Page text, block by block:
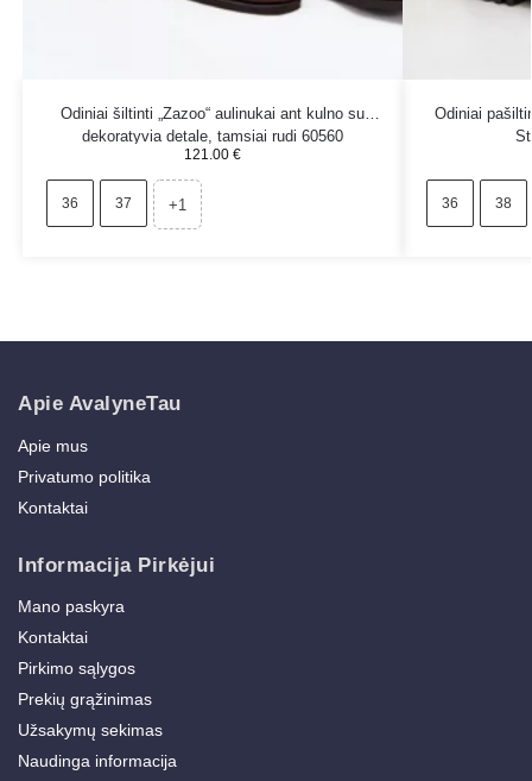
Odiniai šiltinti „Zazoo“ aulinukai ant kulno su
dekoratyvia detale, tamsiai rudi 60560
121.00 €
36 37 +1
Odiniai
36 38
Apie AvalyneTau
Apie mus
Privatumo politika
Kontaktai
Informacija Pirkėjui
Mano paskyra
Kontaktai
Pirkimo sąlygos
Prekių grąžinimas
Užsakymų sekimas
Naudinga informacija